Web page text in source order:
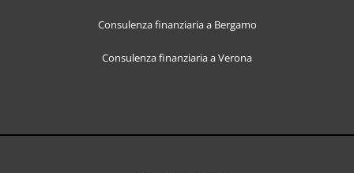
Consulenza finanziaria a Bergamo
Consulenza finanziaria a Verona